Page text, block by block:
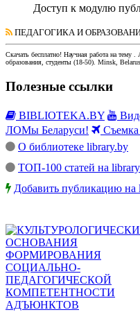
Доступ к модулю
ПЕДАГОГИКА И
Скачать бесплатно! Научная работана тему .
образования, студенты (18-50). Minsk, Belarus
Полезные ссылки
BIBLIOTEKA.BY
ЛОМы Беларуси!
О библиотеке library.by
ТОП-100 статей на
Добавить публикацию на